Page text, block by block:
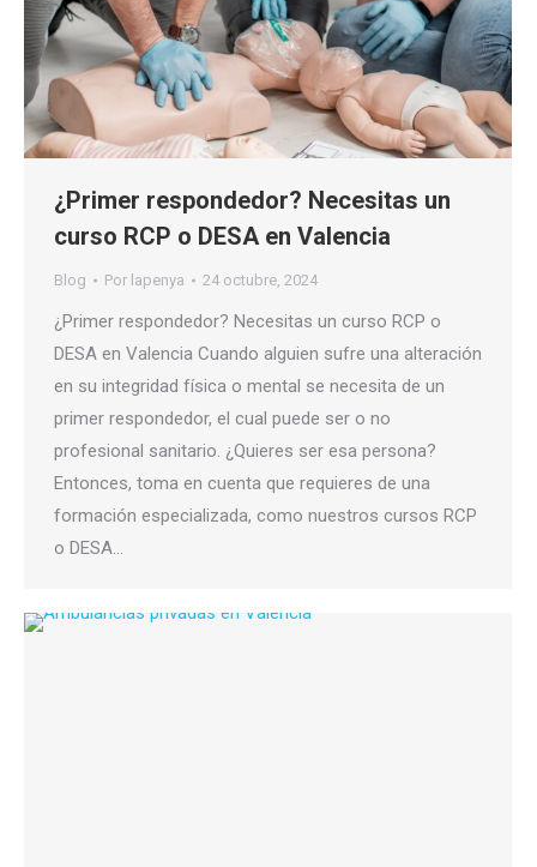
¿Primer respondedor? Necesitas un
curso RCP o DESA en Valencia
Blog Por lapenya 24 octubre, 2024
¿Primer respondedor? Necesitas un curso RCP o
DESA en Valencia Cuando alguien sufre una alteración
en su integridad física o mental se necesita de un
primer respondedor, el cual puede ser o no
profesional sanitario. ¿Quieres ser esa persona?
Entonces, toma en cuenta que requieres de una
formación especializada, como nuestros cursos RCP
o DESA…